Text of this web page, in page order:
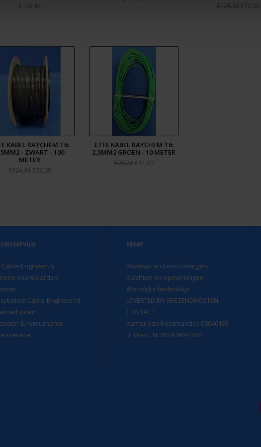
€139,44 €124,38€72,00
KABEL RAYCHEM T6:
- ZWART - 100
METER
€124,38€72,00
ETFE KABEL RAYCHEM T6:
2,5MM2 GROEN - 10 METER
€26,78€11,00
Engineer.nl
voorwaarden
Cable-Engineer.nl
& retourneren
Meer
Reviews en beoordelingen
Klachten en opmerkingen
Wettelijke bedenktijd
LEVERTIJD EN VERZENDKOSTEN
CONTACT
Kamer van Koophandel: 09040193
BTW-nr.: NL002909091B01